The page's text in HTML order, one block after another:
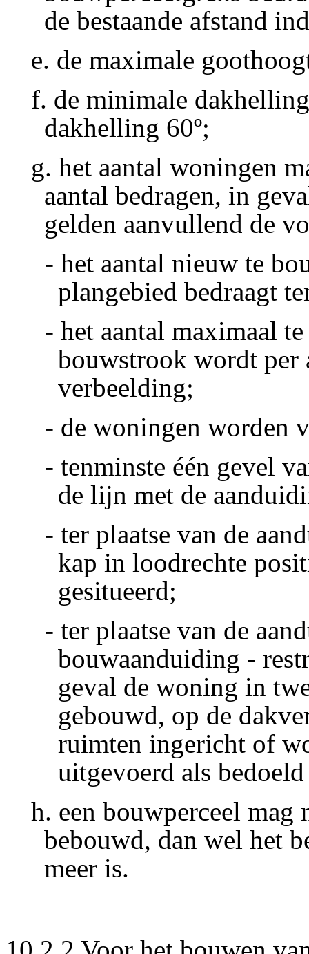
de bestaande afstand
e. de maximale
f. de minimale
dakhelling 60º;
g. het aantal woningen
aantal bedragen, in
gelden aanvullend de
- het aantal nieuw te
plangebied bedraagt
- het aantal maximaal
bouwstrook wordt per
verbeelding;
- de woningen worden
- tenminste één gevel
de lijn met de
- ter plaatse van de
kap in loodrechte
gesitueerd;
- ter plaatse van de
bouwaanduiding -
geval de woning in
gebouwd, op de
ruimten ingericht of
uitgevoerd als
h. een bouwperceel mag
bebouwd, dan wel het
meer is.